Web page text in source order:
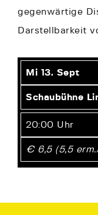
gegenwärtige
Darstellbarkeit
Mi 13. Sept
Schaubühne
20:00 Uhr
€ 6,5 (5,5